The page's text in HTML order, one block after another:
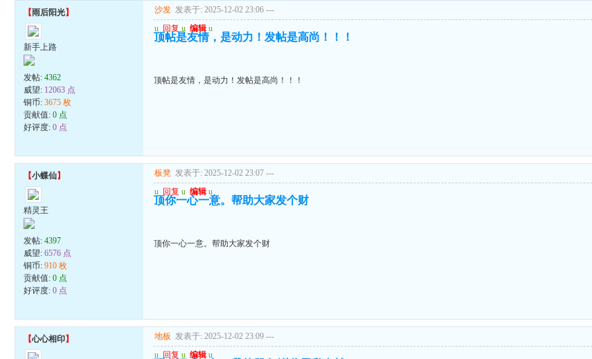
【雨后阳光】
新手上路
发帖:4362
威望: 12063 点
铜币:3675 枚
贡献值:0 点
好评度:0 点
沙发 发表于: 2025-12-02 23:06 ---
u 回复 u 编辑 u
顶帖是友情，是动力！发帖是高尚！！！
顶帖是友情，是动力！发帖是高尚！！！
【小蝶仙】
精灵王
发帖:4397
威望:6576 点
铜币:910 枚
贡献值:0 点
好评度:0 点
板凳 发表于: 2025-12-02 23:07 ---
u 回复 u 编辑 u
顶你一心一意。帮助大家发个财
顶你一心一意。帮助大家发个财
【心心相印】 地板 发表于: 2025-12-02 23:09 ---
u 回复 u 编辑 u